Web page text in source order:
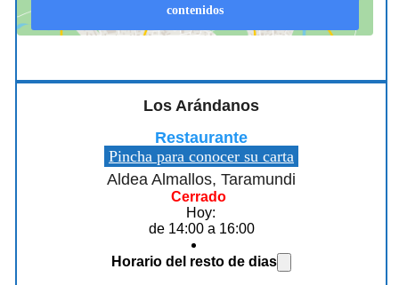
contenidos
Los Arándanos
Restaurante
Pincha para conocer su carta
Aldea Almallos, Taramundi
Cerrado
Hoy:
de 14:00 a 16:00
Horario del resto de dias